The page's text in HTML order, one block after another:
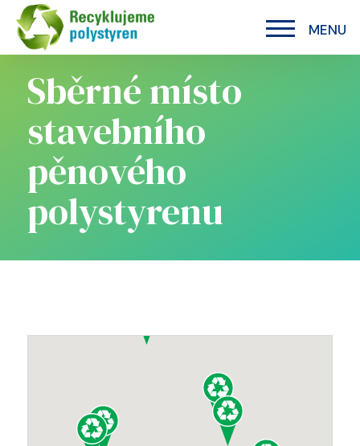
MENU
Sběrné místo
stavebního
pěnového
polystyrenu